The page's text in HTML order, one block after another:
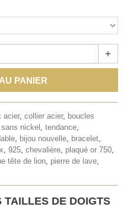
+
PANIER
acier, collier acier, boucles
sans nickel , tendance,
, bijou nouvelle, bracelet,
, 925, chevalière, plaqué or 750,
tête de lion, pierre de lave,
TAILLES DE DOIGTS